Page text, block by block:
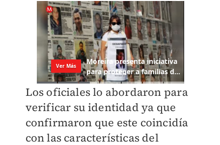
Los oficiales lo abordaron para
verificar su identidad ya que
confirmaron que este coincidía
con las características del